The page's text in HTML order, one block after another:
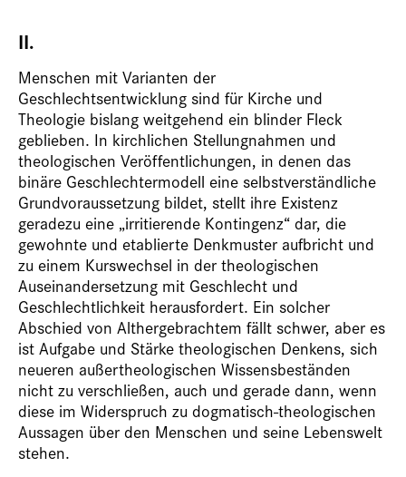
II.
Menschen mit Varianten der
Geschlechtsentwicklung sind für Kirche und
Theologie bislang weitgehend ein blinder Fleck
geblieben. In kirchlichen Stellungnahmen und
theologischen Veröffentlichungen, in denen das
binäre Geschlechtermodell eine selbstverständliche
Grundvoraussetzung bildet, stellt ihre Existenz
geradezu eine „irritierende Kontingenz“ dar, die
gewohnte und etablierte Denkmuster aufbricht und
zu einem Kurswechsel in der theologischen
Auseinandersetzung mit Geschlecht und
Geschlechtlichkeit herausfordert. Ein solcher
Abschied von Althergebrachtem fällt schwer, aber es
ist Aufgabe und Stärke theologischen Denkens, sich
neueren außertheologischen Wissensbeständen
nicht zu verschließen, auch und gerade dann, wenn
diese im Widerspruch zu dogmatisch-theologischen
Aussagen über den Menschen und seine Lebenswelt
stehen.